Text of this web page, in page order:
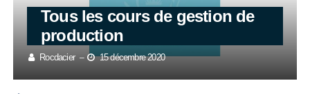
Tous les cours de gestion de
production
Rocdacier – 15 décembre 2020